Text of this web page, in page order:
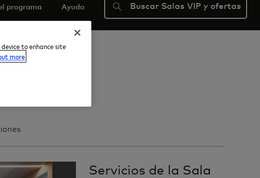
programa Ayuda Buscar Salas VIP y ofertas
Servicios de la Sala
to enhance site
more